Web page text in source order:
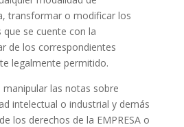
transformar o modificar los
se cuente con la
de los correspondientes
legalmente permitido.
las notas sobre
intelectual o industrial y demás
los derechos de la EMPRESA o